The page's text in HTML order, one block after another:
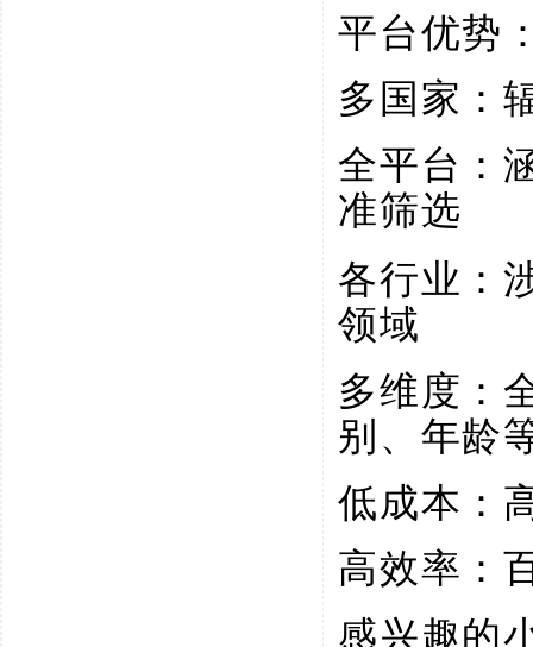
平台优势
多国家：
全平台：
准筛选
各行业：
领域
多维度：
别、年龄
低成本：
高效率：
感兴趣的